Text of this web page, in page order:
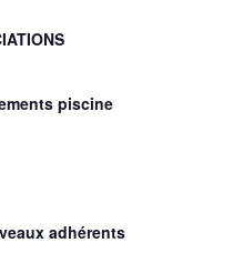
piscine
adhérents